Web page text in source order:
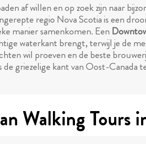
af willen en op zoek zijn naar
regio Nova Scotia is een
manier samenkomen. Een
waterkant brengt, terwijl je de
wil proeven en de beste
griezelige kant van Oost-Canada
Walking Tours